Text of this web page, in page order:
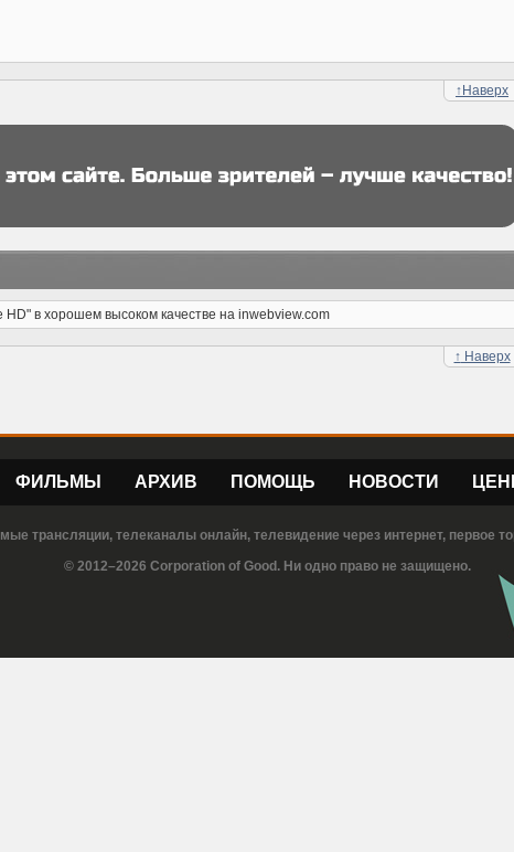
↑ Наверх
в хорошем высоком качестве на inwebview.com
↑ Наверх
ФИЛЬМЫ АРХИВ ПОМОЩЬ НОВОСТИ
трансляции, телеканалы онлайн, телевидение через интернет, первое
© 2012–2026 Corporation of Good. Ни одно право не защищено.